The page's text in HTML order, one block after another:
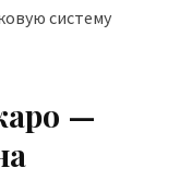
систему
—